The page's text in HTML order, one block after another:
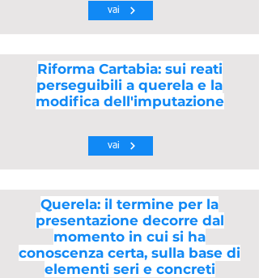
vai
Riforma Cartabia: sui reati
perseguibili a querela e la
modifica dell'imputazione
vai
Querela: il termine per la
presentazione decorre dal
momento in cui si ha
conoscenza certa, sulla base di
elementi seri e concreti